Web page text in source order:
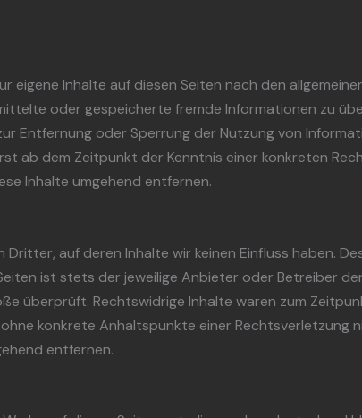
eigene Inhalte auf diesen Seiten nach den
oder gespeicherte fremde Informationen zu
Entfernung oder Sperrung der Nutzung von
ab dem Zeitpunkt der Kenntnis einer konkreten
Inhalte umgehend entfernen.
auf deren Inhalte wir keinen Einfluss haben.
ist stets der jeweilige Anbieter oder Betreiber
überprüft. Rechtswidrige Inhalte waren zum
konkrete Anhaltspunkte einer Rechtsverletzung
entfernen.